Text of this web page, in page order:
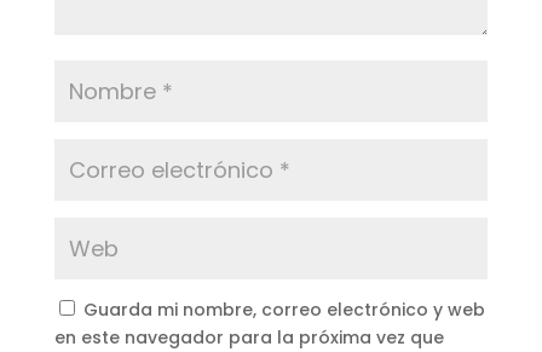
Guarda mi nombre, correo electrónico y web
en este navegador para la próxima vez que